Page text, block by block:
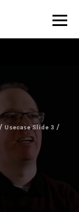
Usecase Slide 3